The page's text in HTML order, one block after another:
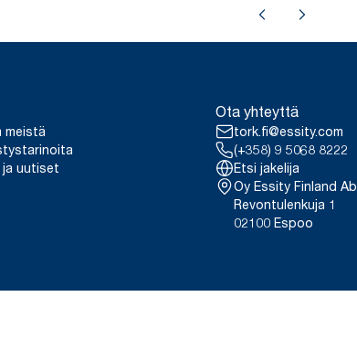
meistä
ja uutiset
Ota yhteyttä
tork.fi@essity.com
(+358) 9 5068 8222
Etsi jakelija
Oy Essity Finland Ab
Revontulenkuja 1
02100 Espoo